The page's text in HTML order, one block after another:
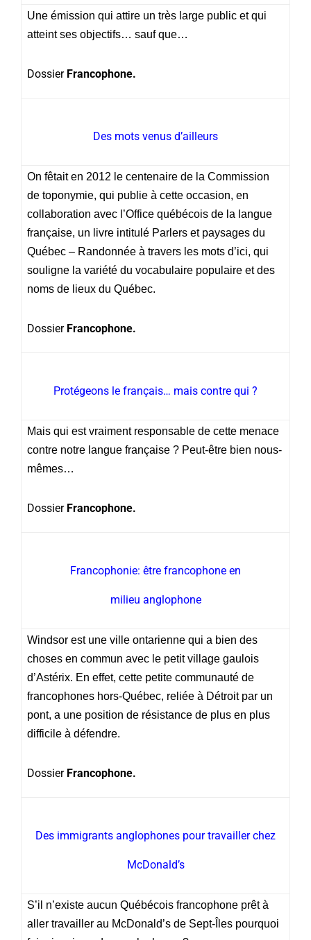
Une émission qui attire un très large public et qui
atteint ses objectifs… sauf que…
Dossier Francophone.
Des mots venus d’ailleurs
On fêtait en 2012 le centenaire de la Commission
de toponymie, qui publie à cette occasion, en
collaboration avec l’Office québécois de la langue
française, un livre intitulé Parlers et paysages du
Québec – Randonnée à travers les mots d’ici, qui
souligne la variété du vocabulaire populaire et des
noms de lieux du Québec.
Dossier Francophone.
Protégeons le français… mais contre qui ?
Mais qui est vraiment responsable de cette menace
contre notre langue française ? Peut-être bien nous-
mêmes…
Dossier Francophone.
Francophonie: être francophone en
milieu anglophone
Windsor est une ville ontarienne qui a bien des
choses en commun avec le petit village gaulois
d’Astérix. En effet, cette petite communauté de
francophones hors-Québec, reliée à Détroit par un
pont, a une position de résistance de plus en plus
difficile à défendre.
Dossier Francophone.
Des immigrants anglophones pour travailler chez
McDonald’s
S’il n’existe aucun Québécois francophone prêt à
aller travailler au McDonald’s de Sept-Îles pourquoi